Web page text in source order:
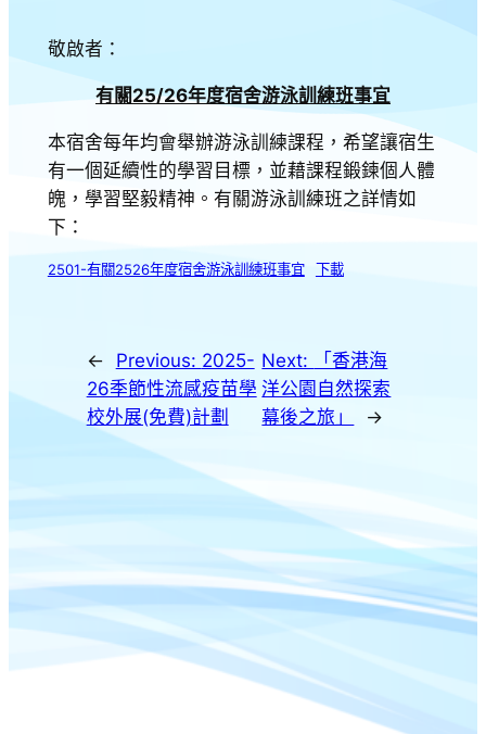
敬啟者：
有關25/26年度宿舍游泳訓練班事宜
本宿舍每年均會舉辦游泳訓練課程，希望讓宿生
有一個延續性的學習目標，並藉課程鍛鍊個人體
魄，學習堅毅精神。有關游泳訓練班之詳情如
下：
2501-有關2526年度宿舍游泳訓練班事宜 下載
← Previous: 2025-
26季節性流感疫苗學
校外展(免費)計劃
Next:
「香港海
洋公園自然探索
幕後之旅」
→